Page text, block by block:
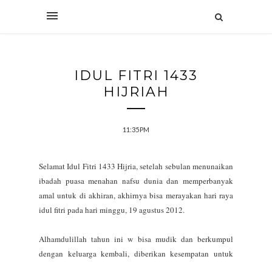
IDUL FITRI 1433
HIJRIAH
11:35 PM
Selamat Idul Fitri 1433 Hijria, setelah sebulan menunaikan
ibadah puasa menahan nafsu dunia dan memperbanyak
amal untuk di akhiran, akhirnya bisa merayakan hari raya
idul fitri pada hari minggu, 19 agustus 2012.
Alhamdulillah tahun ini w bisa mudik dan berkumpul
dengan keluarga kembali, diberikan kesempatan untuk